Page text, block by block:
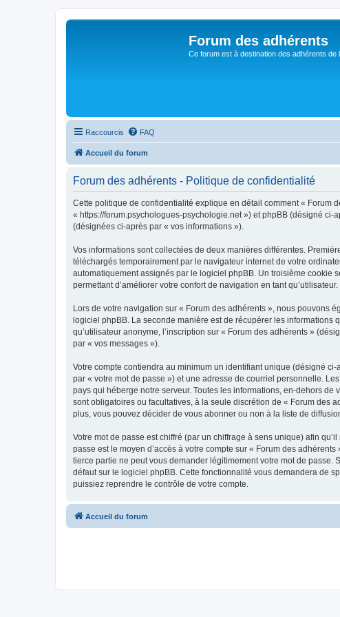
Forum des adhérents
Ce forum est à destination des adhérents de
Raccourcis FAQ
Accueil du forum
Forum des adhérents - Politique de confidentialité
Cette politique de confidentialité explique en détail comment « Forum
« https://forum.psychologues-psychologie.net ») et phpBB (désigné
(désignées ci-après par « vos informations »).
Vos informations sont collectées de deux manières différentes.
téléchargés temporairement par le navigateur internet de votre
automatiquement assignés par le logiciel phpBB. Un troisième cookie
permettant d’améliorer votre confort de navigation en tant qu’utilisateur.
Lors de votre navigation sur « Forum des adhérents », nous pouvons
logiciel phpBB. La seconde manière est de récupérer les
qu’utilisateur anonyme, l’inscription sur « Forum des adhérents »
par « vos messages »).
Votre compte contiendra au minimum un identifiant unique (désigné
par « votre mot de passe ») et une adresse de courriel personnelle.
pays qui héberge notre serveur. Toutes les informations, en-dehors
sont obligatoires ou facultatives, à la seule discrétion de « Forum des
plus, vous pouvez décider de vous abonner ou non à la liste de
Votre mot de passe est chiffré (par un chiffrage à sens unique) afin
passe est le moyen d’accès à votre compte sur « Forum des
tierce partie ne peut vous demander légitimement votre mot de passe.
défaut sur le logiciel phpBB. Cette fonctionnalité vous demandera de
puissiez reprendre le contrôle de votre compte.
Accueil du forum